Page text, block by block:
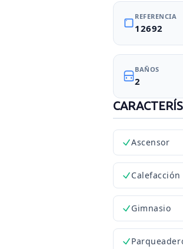
REFERENCIA
12692
BAÑOS
2
Ascensor
Calefacción
Gimnasio